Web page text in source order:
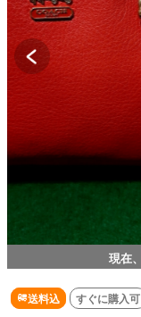
現在、
送料込 すぐに購入可